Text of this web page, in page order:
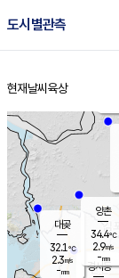
도시별관측
홈
현재날씨 육상
경서동
대곶
32.1℃
2.3m/s
-mm
양촌
34.4℃
2.9m/s
-mm